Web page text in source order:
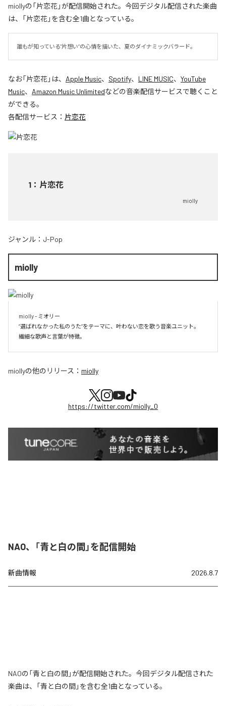
miollyの「片恋花」が配信開始された。今回デジタル配信された楽曲
は、「片恋花」を含む全1曲となっている。
誰もが知っている"片想い”の心情を描いた、夏のダイナミックバラード。
なお「片恋花」は、 Apple Music、 Spotify、 LINE MUSIC、 YouTube
Music、 Amazon Music Unlimitedなどの音楽配信サービスで聴くこと
ができる。
各配信サービス： 片恋花
1 ： 片恋花
miolly
ジャンル： J-Pop
miolly
miolly - ミオリー
”選ばれなかった私のうた”をテーマに、叶わない恋を歌う音楽ユニット。
miollyの他のリリース： miolly
https://twitter.com/miolly_0
NAO、「青と白の間」を配信開始
新曲情報 2026.8.7
NAOの「青と白の間」が配信開始された。今回デジタル配信された
楽曲は、「青と白の間」を含む全1曲となっている。